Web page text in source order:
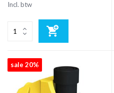
Incl. btw
sale 20%